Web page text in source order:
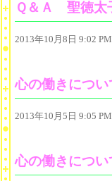
Ｑ＆Ａ 聖徳太
2013年10月8日 9:02
心の働きにつ
2013年10月5日 9:05
心の働きにつ